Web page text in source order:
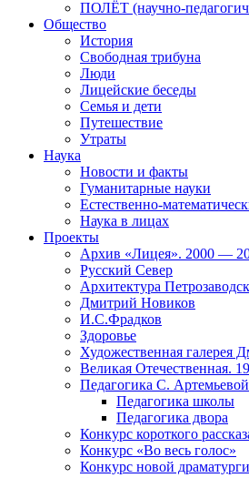
ПОЛЁТ (научно-
Общество
История
Свободная трибуна
Люди
Лицейские беседы
Семья и дети
Путешествие
Утраты
Наука
Новости и факты
Гуманитарные науки
Естественно-
Наука в лицах
Проекты
Архив «Лицея». 2000 —
Русский Север
Архитектура
Дмитрий Новиков
И.С.Фрадков
Здоровье
Художественная галерея
Великая Отечественная.
Педагогика С. Артемьевой
Педагогика школы
Педагогика двора
Конкурс короткого
Конкурс «Во весь голос»
Конкурс новой